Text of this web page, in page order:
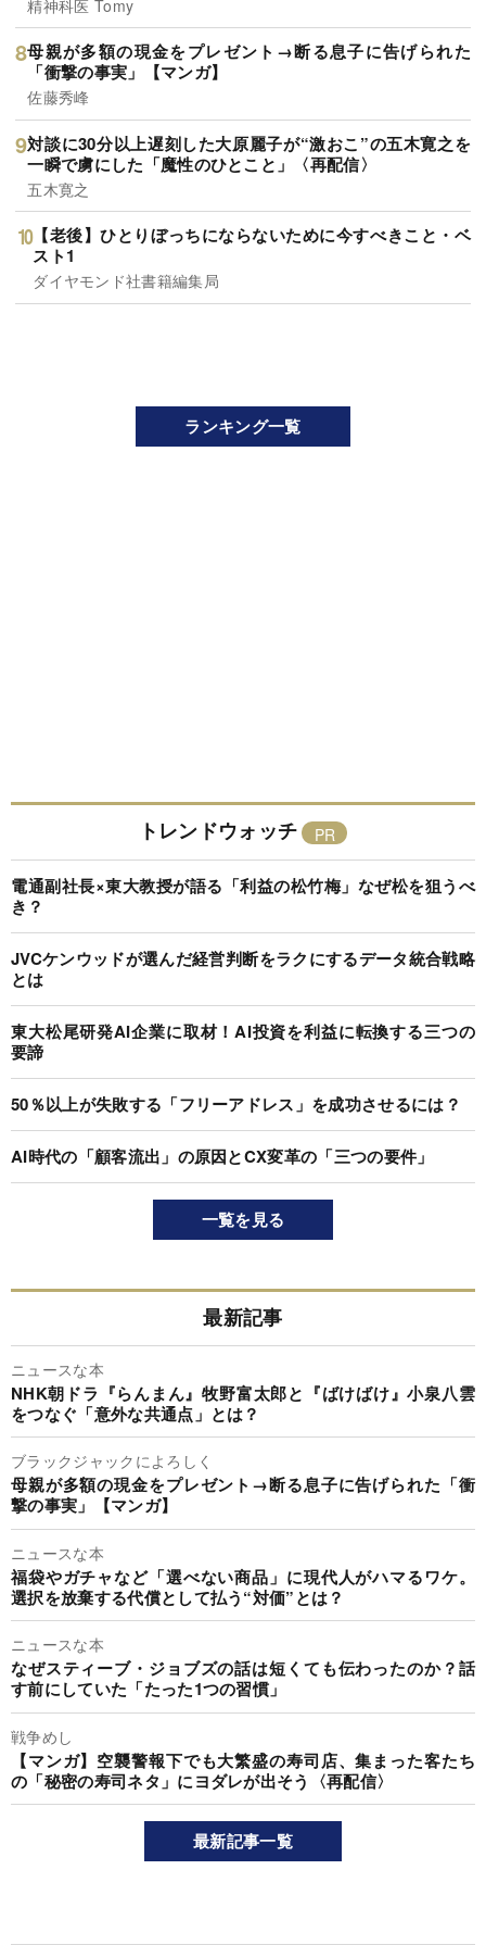
精神科医 Tomy
母親が多額の現金をプレゼント→断る息子に告げられた
「衝撃の事実」【マンガ】
佐藤秀峰
対談に30分以上遅刻した大原麗子が“激おこ”の五木寛之を
一瞬で虜にした「魔性のひとこと」〈再配信〉
五木寛之
【老後】ひとりぼっちにならないために今すべきこと・ベ
スト1
ダイヤモンド社書籍編集局
ランキング一覧
トレンドウォッチ
電通副社長×東大教授が語る「利益の松竹梅」なぜ松を狙うべ
き？
JVCケンウッドが選んだ経営判断をラクにするデータ統合戦略
とは
東大松尾研発AI企業に取材！AI投資を利益に転換する三つの
要諦
50％以上が失敗する「フリーアドレス」を成功させるには？
AI時代の「顧客流出」の原因とCX変革の「三つの要件」
一覧を見る
最新記事
ニュースな本
NHK朝ドラ『らんまん』牧野富太郎と『ばけばけ』小泉八雲
をつなぐ「意外な共通点」とは？
ブラックジャックによろしく
母親が多額の現金をプレゼント→断る息子に告げられた「衝
撃の事実」【マンガ】
ニュースな本
福袋やガチャなど「選べない商品」に現代人がハマるワケ。
選択を放棄する代償として払う“対価”とは？
ニュースな本
なぜスティーブ・ジョブズの話は短くても伝わったのか？話
す前にしていた「たった1つの習慣」
戦争めし
【マンガ】空襲警報下でも大繁盛の寿司店、集まった客たち
の「秘密の寿司ネタ」にヨダレが出そう〈再配信〉
最新記事一覧